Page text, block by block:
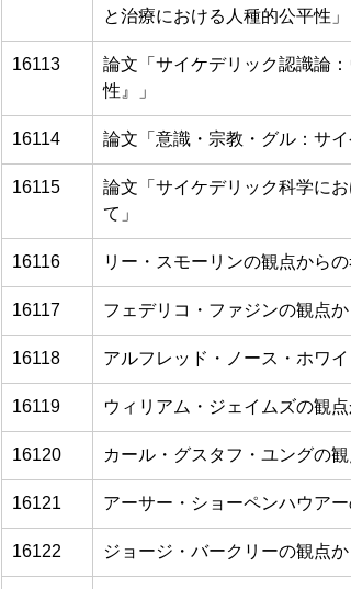
と治療における人種的公平性」
16113
論文「サイケデリック認識論
性』」
16114 論文「意識・宗教・グル：サ
16115
論文「サイケデリック科学に
て」
16116 リー・スモーリンの観点からの
16117 フェデリコ・ファジンの観点か
16118 アルフレッド・ノース・ホワ
16119 ウィリアム・ジェイムズの観点
16120 カール・グスタフ・ユングの観
16121 アーサー・ショーペンハウアー
16122 ジョージ・バークリーの観点か